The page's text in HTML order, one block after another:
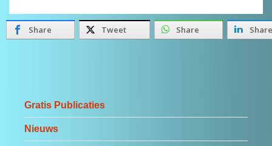
Share Tweet Share
Gratis Publicaties
Nieuws